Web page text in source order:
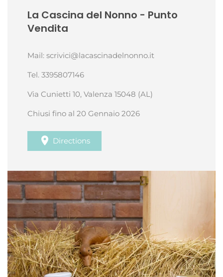
La Cascina del Nonno - Punto
Vendita
Mail: scrivici@lacascinadelnonno.it
Tel. 3395807146
Via Cunietti 10, Valenza 15048 (AL)
Chiusi fino al 20 Gennaio 2026
Directions